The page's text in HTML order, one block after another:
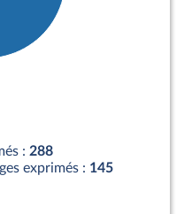
: 288
exprimés : 145